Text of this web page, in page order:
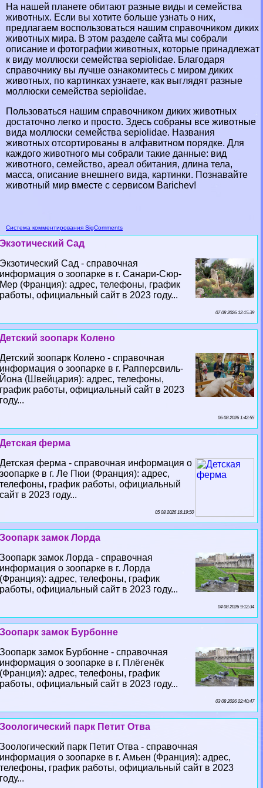
На нашей планете обитают разные виды и семейства
животных. Если вы хотите больше узнать о них,
предлагаем воспользоваться нашим справочником диких
животных мира. В этом разделе сайта мы собрали
описание и фотографии животных, которые принадлежат
к виду моллюски семейства sepiolidae. Благодаря
справочнику вы лучше ознакомитесь с миром диких
животных, по картинках узнаете, как выглядят разные
моллюски семейства sepiolidae.
Пользоваться нашим справочником диких животных
достаточно легко и просто. Здесь собраны все животные
вида моллюски семейства sepiolidae. Названия
животных отсортированы в алфавитном порядке. Для
каждого животного мы собрали такие данные: вид
животного, семейство, ареал обитания, длина тела,
масса, описание внешнего вида, картинки. Познавайте
животный мир вместе с сервисом Barichev!
Система комментирования SigComments
Экзотический Сад
Экзотический Сад - справочная
информация о зоопарке в г. Санари-Сюр-
Мер (Франция): адрес, телефоны, график
работы, официальный сайт в 2023 году...
07 08 2026 12:15:39
Детский зоопарк Колено
Детский зоопарк Колено - справочная
информация о зоопарке в г. Рапперсвиль-
Йона (Швейцария): адрес, телефоны,
график работы, официальный сайт в 2023
году...
06 08 2026 1:42:55
Детская ферма
Детская ферма - справочная информация о
зоопарке в г. Ле Пюи (Франция): адрес,
телефоны, график работы, официальный
сайт в 2023 году...
05 08 2026 16:19:50
Зоопарк замок Лорда
Зоопарк замок Лорда - справочная
информация о зоопарке в г. Лорда
(Франция): адрес, телефоны, график
работы, официальный сайт в 2023 году...
04 08 2026 9:12:34
Зоопарк замок Бурбонне
Зоопарк замок Бурбонне - справочная
информация о зоопарке в г. Плёгенёк
(Франция): адрес, телефоны, график
работы, официальный сайт в 2023 году...
03 08 2026 22:40:47
Зоологический парк Петит Отва
Зоологический парк Петит Отва - справочная
информация о зоопарке в г. Амьен (Франция): адрес,
телефоны, график работы, официальный сайт в 2023
году...